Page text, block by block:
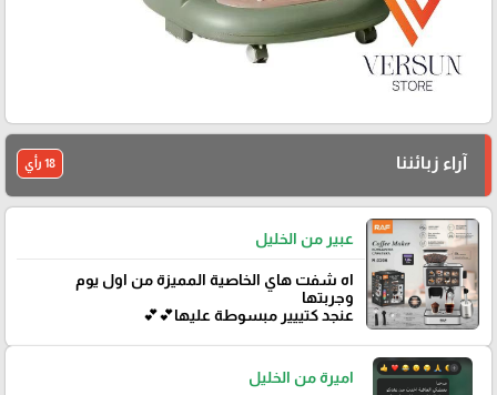
آراء زبائننا 18 رأي
عبير من الخليل
اه شفت هاي الخاصية المميزة من اول يوم
وجربتها
عنجد كتييير مبسوطة عليها💕💕
اميرة من الخليل